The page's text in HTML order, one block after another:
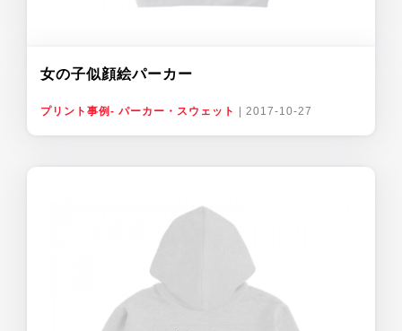
女の子似顔絵パーカー
プリント事例- パーカー・スウェット 2017-10-27